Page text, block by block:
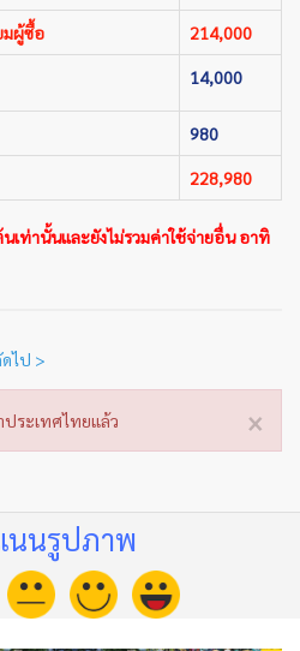
มผู้ซื้อ 214,000
14,000
980
228,980
เท่านั้นและยังไม่รวมค่าใช้จ่ายอื่น อาทิ
ไป >
×
ประเทศไทยแล้ว
นนรูปภาพ